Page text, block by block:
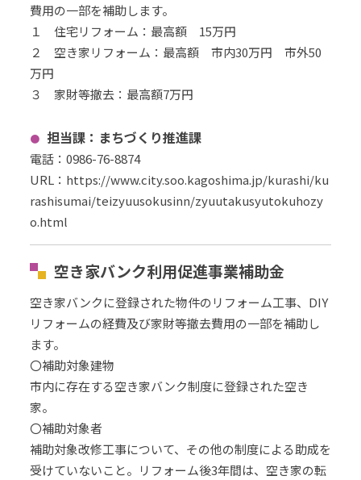
費用の一部を補助します。
１ 住宅リフォーム：最高額 15万円
２ 空き家リフォーム：最高額 市内30万円 市外50
万円
３ 家財等撤去：最高額7万円
担当課：まちづくり推進課
電話：0986-76-8874
URL： https://www.city.soo.kagoshima.jp/kurashi/ku
rashisumai/teizyuusokusinn/zyuutakusyutokuhozy
o.html
空き家バンク利用促進事業補助金
空き家バンクに登録された物件のリフォーム工事、DIY
リフォームの経費及び家財等撤去費用の一部を補助し
ます。
〇補助対象建物
市内に存在する空き家バンク制度に登録された空き
家。
〇補助対象者
補助対象改修工事について、その他の制度による助成を
受けていないこと。リフォーム後3年間は、空き家の転